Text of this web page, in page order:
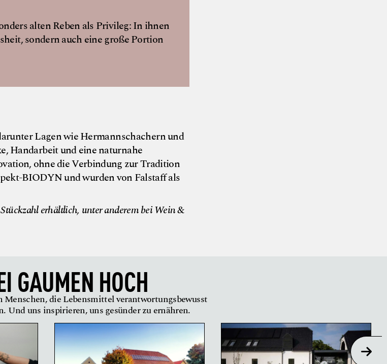
alten Reben als Privileg: In ihnen
sondern auch eine große Portion
Lagen wie Hermannschachern und
Handarbeit und eine naturnahe
ohne die Verbindung zur Tradition
BIODYN und wurden von Falstaff als
erhältlich, unter anderem bei Wein &
GAUMEN HOCH
Menschen, die Lebensmittel verantwortungsbewusst
Und uns inspirieren, uns gesünder zu ernähren.